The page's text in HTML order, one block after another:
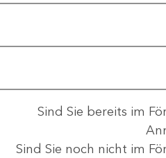
Sind Sie bereits im
Sind Sie noch nicht im